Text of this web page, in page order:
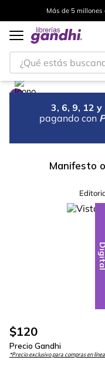
Más de 5
¿Qué estás buscando?
3, 6, 9, 12
pagando con
Manifesto
Digital
$120
Precio Gandhi
*Precio exclusivo para compras en